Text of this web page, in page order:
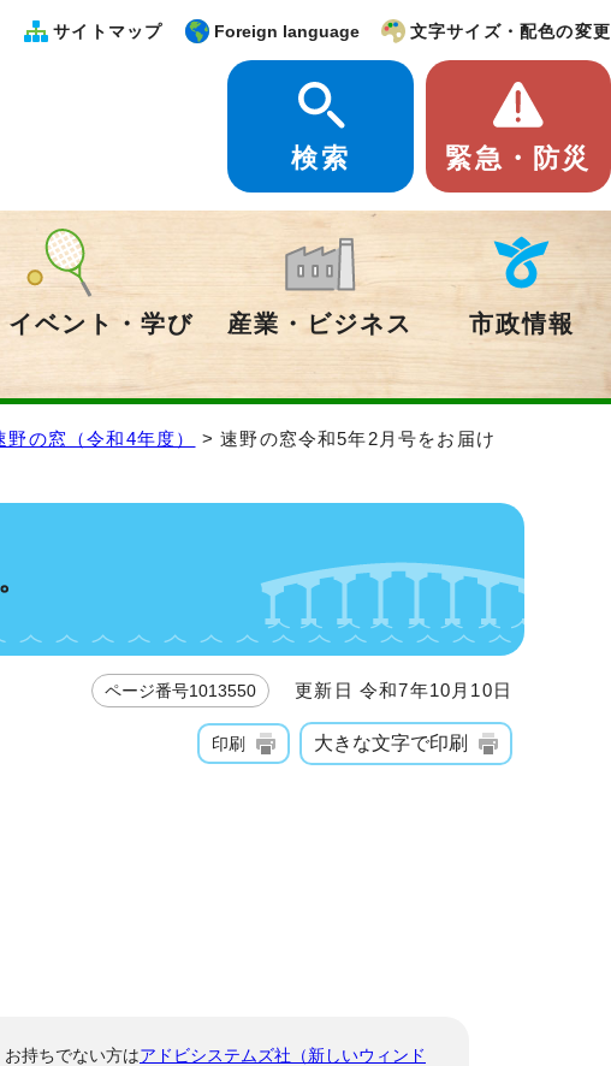
サイトマップ Foreign language 文字サイズ・配色の変更
検索 緊急・防災
イベント・学び 産業・ビジネス 市政情報
野の窓（令和4年度）
> 速野の窓令和5年2月号をお届け
ページ番号1013550 更新日 令和7年10月10日
印刷 大きな文字で印刷
持ちでない方はアドビシステムズ社（新しいウィンド